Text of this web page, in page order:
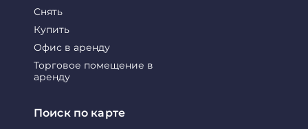
Снять
Купить
Офис в аренду
Торговое помещение в
аренду
Поиск по карте